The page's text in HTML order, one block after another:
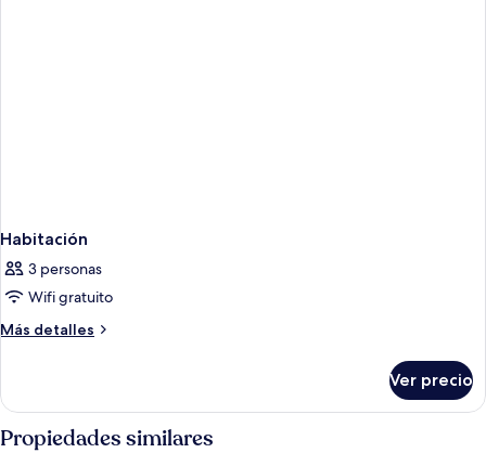
Habitación
3 personas
Wifi gratuito
Más detalles
Más
Ver precio
Propiedades similares